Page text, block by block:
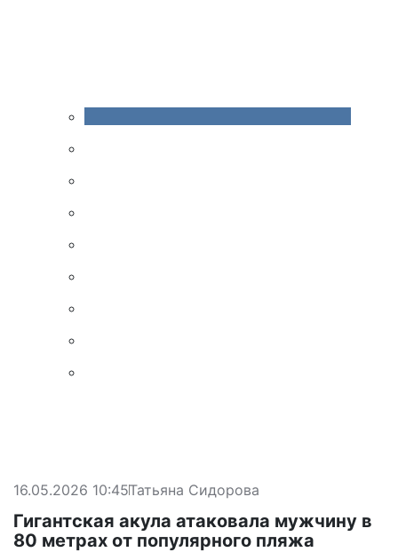
16.05.2026 10:45Татьяна Сидорова
Гигантская акула атаковала мужчину в
80 метрах от популярного пляжа